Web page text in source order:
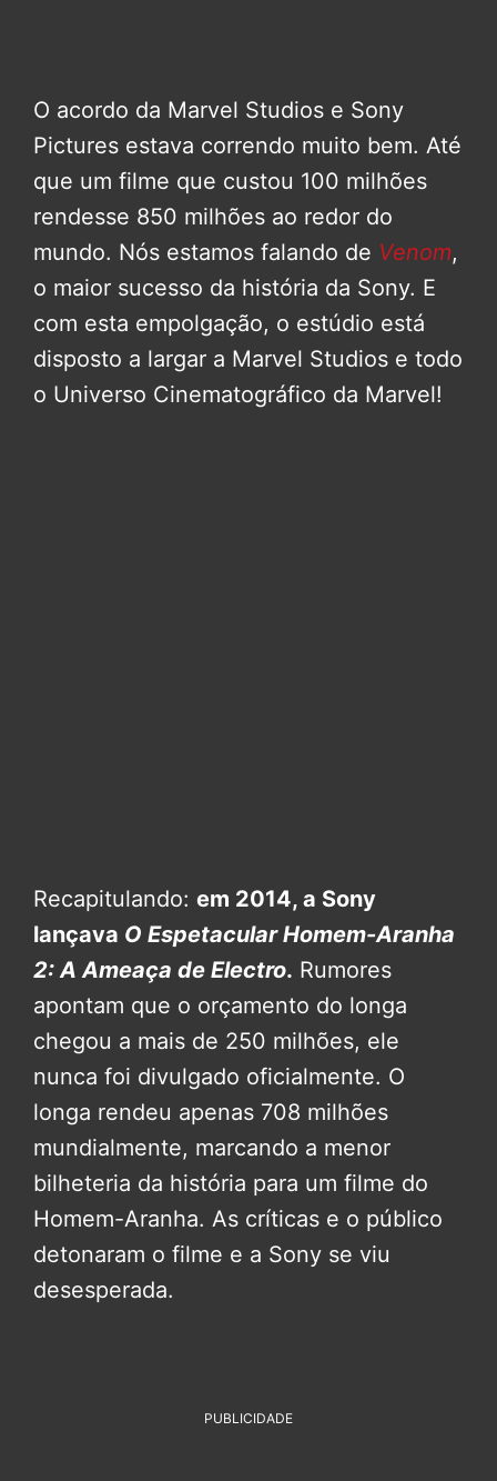
O acordo da Marvel Studios e Sony
Pictures estava correndo muito bem. Até
que um filme que custou 100 milhões
rendesse 850 milhões ao redor do
mundo. Nós estamos falando de Venom,
o maior sucesso da história da Sony. E
com esta empolgação, o estúdio está
disposto a largar a Marvel Studios e todo
o Universo Cinematográfico da Marvel!
Recapitulando: em 2014, a Sony
lançava O Espetacular Homem-Aranha
2: A Ameaça de Electro. Rumores
apontam que o orçamento do longa
chegou a mais de 250 milhões, ele
nunca foi divulgado oficialmente. O
longa rendeu apenas 708 milhões
mundialmente, marcando a menor
bilheteria da história para um filme do
Homem-Aranha. As críticas e o público
detonaram o filme e a Sony se viu
desesperada.
PUBLICIDADE